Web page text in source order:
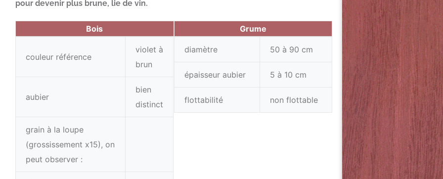
pour devenir plus brune, lie de vin.
Bois
couleur référence
violet à
brun
aubier
bien
distinct
grain à la loupe
(grossissement x15), on
peut observer :
Grume
diamètre 50 à 90 cm
épaisseur aubier 5 à 10 cm
flottabilité non flottable